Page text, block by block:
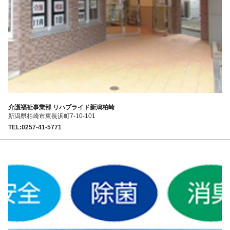
介護福祉事業部 リハプライド新潟柏崎
新潟県柏崎市東長浜町7-10-101
TEL:0257-41-5771